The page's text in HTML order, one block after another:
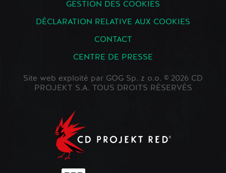
GESTION DES COOKIES
DÉCLARATION RELATIVE AUX COOKIES
CONTACT
CENTRE DE PRESSE
Site web exploité par GOG Sp. z o.o. © 2026 CD
PROJEKT S.A. TOUS DROITS RÉSERVÉS